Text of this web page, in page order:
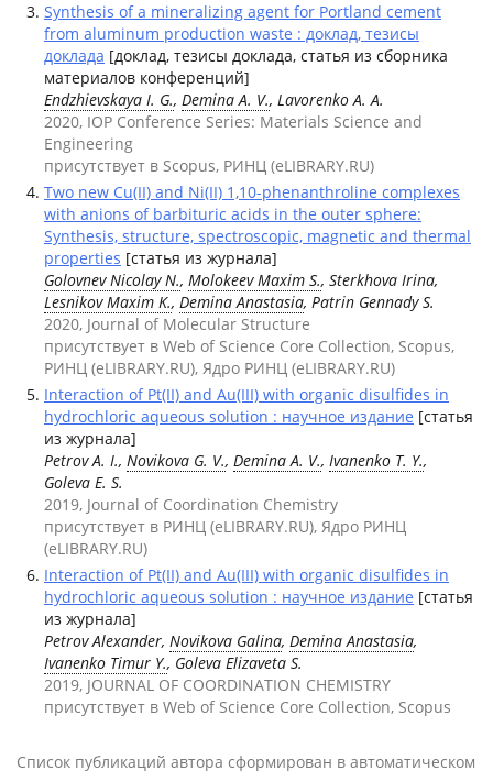
Synthesis of a mineralizing agent for Portland cement
from aluminum production waste : доклад, тезисы
доклада [доклад, тезисы доклада, статья из сборника
материалов конференций]
Endzhievskaya I. G., Demina A. V., Lavorenko A. A.
2020, IOP Conference Series: Materials Science and
Engineering
присутствует в Scopus, РИНЦ (eLIBRARY.RU)
Two new Cu(II) and Ni(II) 1,10-phenanthroline complexes
with anions of barbituric acids in the outer sphere:
Synthesis, structure, spectroscopic, magnetic and thermal
properties [статья из журнала]
Golovnev Nicolay N., Molokeev Maxim S., Sterkhova Irina,
Lesnikov Maxim K., Demina Anastasia, Patrin Gennady S.
2020, Journal of Molecular Structure
присутствует в Web of Science Core Collection, Scopus,
РИНЦ (eLIBRARY.RU), Ядро РИНЦ (eLIBRARY.RU)
Interaction of Pt(II) and Au(III) with organic disulfides in
hydrochloric aqueous solution : научное издание [статья
из журнала]
Petrov A. I., Novikova G. V., Demina A. V., Ivanenko T. Y.,
Goleva E. S.
2019, Journal of Coordination Chemistry
присутствует в РИНЦ (eLIBRARY.RU), Ядро РИНЦ
(eLIBRARY.RU)
Interaction of Pt(II) and Au(III) with organic disulfides in
hydrochloric aqueous solution : научное издание [статья
из журнала]
Petrov Alexander, Novikova Galina, Demina Anastasia,
Ivanenko Timur Y., Goleva Elizaveta S.
2019, JOURNAL OF COORDINATION CHEMISTRY
присутствует в Web of Science Core Collection, Scopus
Список публикаций автора сформирован в автоматическом